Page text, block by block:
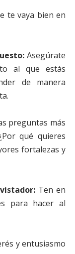
te vaya bien en
Asegúrate
al que estás
de manera
preguntas más
qué quieres
fortalezas y
Ten en
para hacer al
y entusiasmo